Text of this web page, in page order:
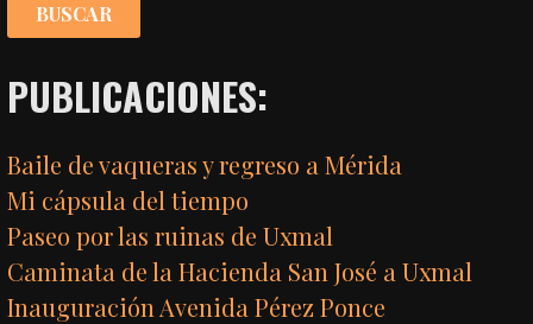
PUBLICACIONES:
Baile de vaqueras y regreso a Mérida
Mi cápsula del tiempo
Paseo por las ruinas de Uxmal
Caminata de la Hacienda San José a Uxmal
Inauguración Avenida Pérez Ponce